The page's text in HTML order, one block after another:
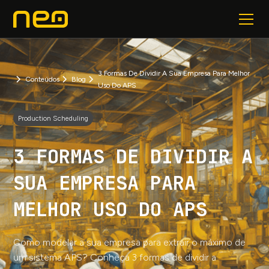
Conteúdos Blog
3 Formas De Dividir A Sua Empresa Para Melhor
Uso Do APS
Production Scheduling
3 FORMAS DE DIVIDIR A
SUA EMPRESA PARA
MELHOR USO DO APS
Como modelar a sua empresa para extrair o máximo de
um sistema APS? Conheça 3 formas de dividir a